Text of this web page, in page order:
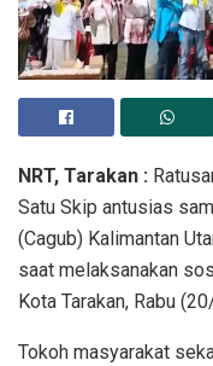
NRT, Tarakan :
Satu Skip antusias
(Cagub) Kalimantan
saat melaksanakan
Kota Tarakan, Rabu
Tokoh masyarakat